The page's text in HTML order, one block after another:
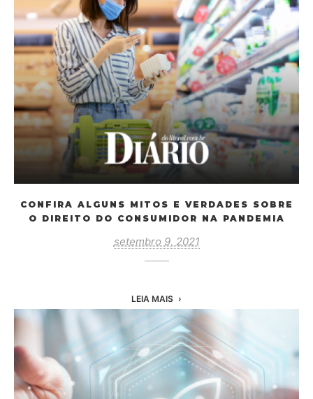
CONFIRA ALGUNS MITOS E VERDADES SOBRE
O DIREITO DO CONSUMIDOR NA PANDEMIA
setembro 9, 2021
LEIA MAIS